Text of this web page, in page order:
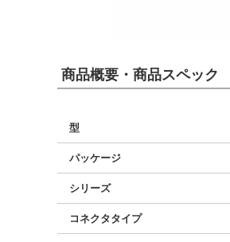
商品概要・商品スペック
型
パッケージ
シリーズ
コネクタタイプ